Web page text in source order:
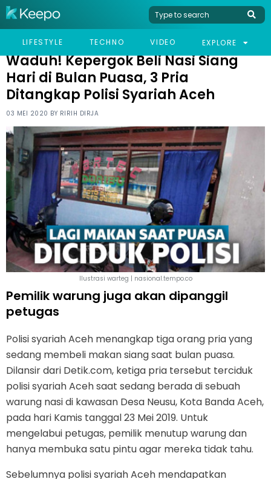
LIFESTYLE TECHNO VIDEO EXPLORE
HOME VIRAL
WADUH! KEPERGOK BELI NASI SIANG HARI DI BULAN PUASA, 3
Waduh! Kepergok Beli Nasi Siang
Hari di Bulan Puasa, 3 Pria
Ditangkap Polisi Syariah Aceh
03 MEI 2020 BY RIRIH DIRJA
Ilustrasi warteg | nasional.tempo.co
Pemilik warung juga akan dipanggil
petugas
Polisi syariah Aceh menangkap tiga orang pria yang
sedang membeli makan siang saat bulan puasa.
Dilansir dari Detik.com, ketiga pria tersebut terciduk
polisi syariah Aceh saat sedang berada di sebuah
warung nasi di kawasan Desa Neusu, Kota Banda Aceh,
pada hari Kamis tanggal 23 Mei 2019. Untuk
mengelabui petugas, pemilik menutup warung dan
hanya membuka satu pintu agar mereka tidak tahu.
Sebelumnya polisi syariah Aceh mendapatkan